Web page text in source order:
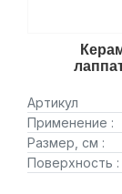
Артикул
Применение :
Размер, см :
Поверхность :